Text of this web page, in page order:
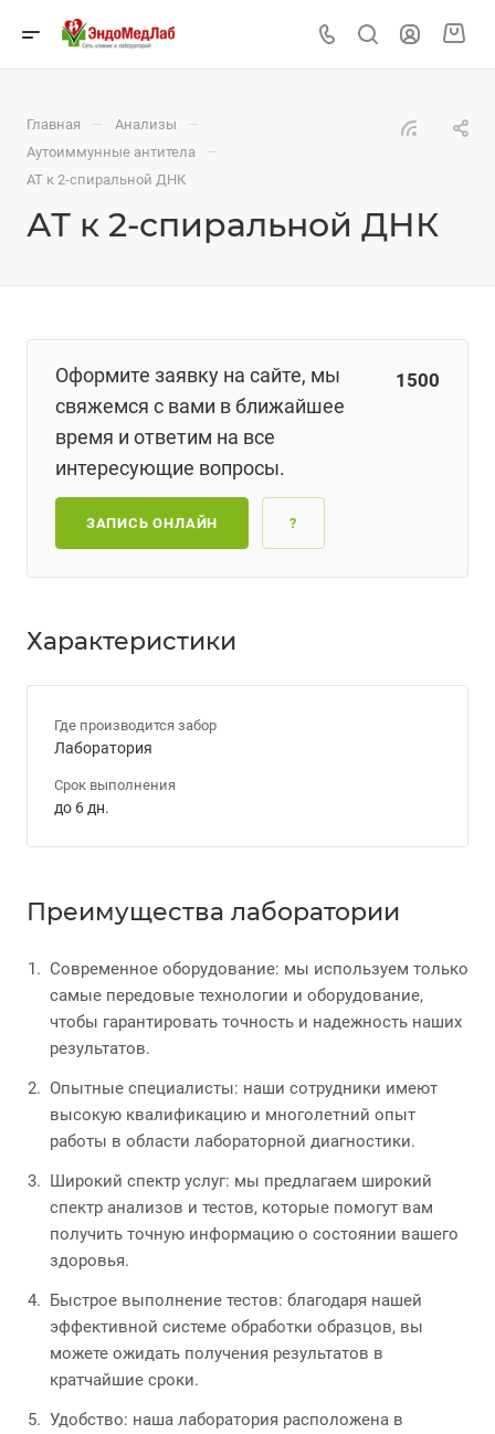
Главная — Анализы —
Аутоиммунные антитела —
АТ к 2-спиральной ДНК
АТ к 2-спиральной ДНК
Оформите заявку на сайте, мы
свяжемся с вами в ближайшее
время и ответим на все
интересующие вопросы.
1500
ЗАПИСЬ ОНЛАЙН ?
Характеристики
Где производится забор
Лаборатория
Срок выполнения
до 6 дн.
Преимущества лаборатории
Современное оборудование: мы используем только
самые передовые технологии и оборудование,
чтобы гарантировать точность и надежность наших
результатов.
Опытные специалисты: наши сотрудники имеют
высокую квалификацию и многолетний опыт
работы в области лабораторной диагностики.
Широкий спектр услуг: мы предлагаем широкий
спектр анализов и тестов, которые помогут вам
получить точную информацию о состоянии вашего
здоровья.
Быстрое выполнение тестов: благодаря нашей
эффективной системе обработки образцов, вы
можете ожидать получения результатов в
кратчайшие сроки.
Удобство: наша лаборатория расположена в